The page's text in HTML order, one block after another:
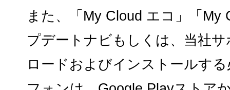
また、「My Cloud エコ」「
プデートナビもしくは、当社
ロードおよびインストールす